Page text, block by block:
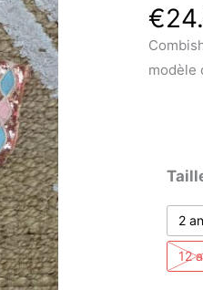
€
modèle
2
12